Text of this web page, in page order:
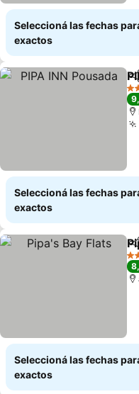
Seleccioná las fechas
exactos
3
Seleccioná las fechas
exactos
2
Seleccioná las fechas
exactos